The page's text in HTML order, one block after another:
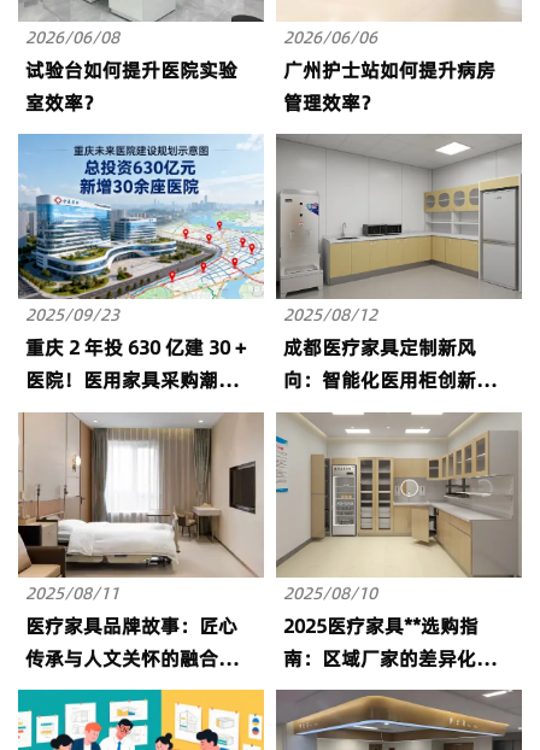
2026/06/08
试验台如何提升医院实验
室效率？
2026/06/06
广州护士站如何提升病房
管理效率？
2025/09/23
重庆 2 年投 630 亿建 30 +
医院！医用家具采购潮
起，招投标项目引厂家角
2025/08/12
成都医疗家具定制新风
向：智能化医用柜创新设
计解析
2025/08/11
医疗家具品牌故事：匠心
传承与人文关怀的融合之
道
2025/08/10
2025医疗家具**选购指
南：区域厂家的差异化优
势